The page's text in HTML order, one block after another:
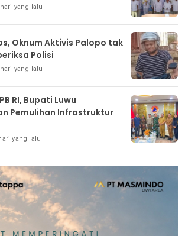
yang lalu
Oknum Aktivis Palopo tak
Polisi
yang lalu
RI, Bupati Luwu
Pemulihan Infrastruktur
yang lalu